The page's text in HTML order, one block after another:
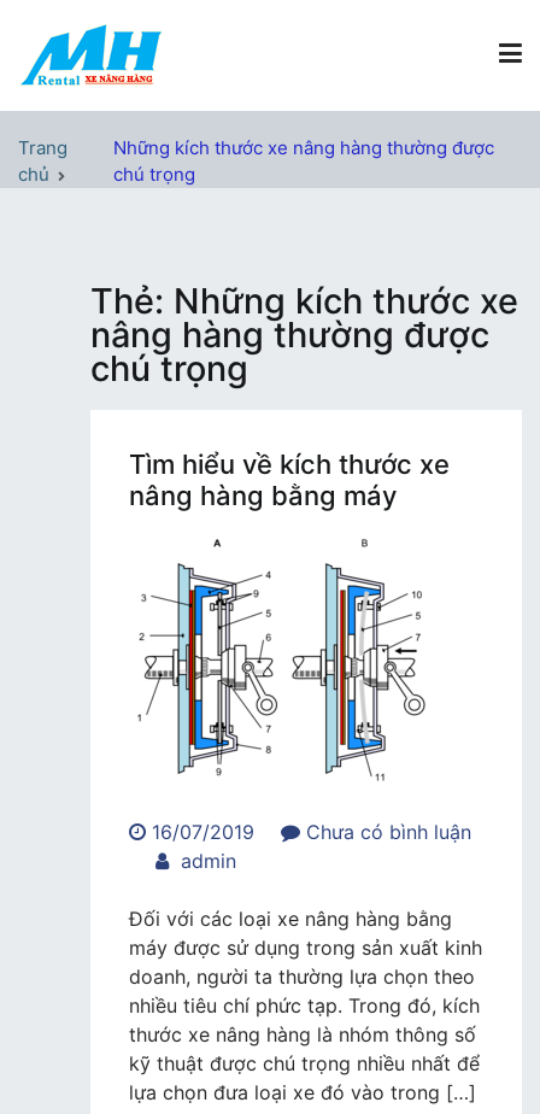
nội
Xe Nâng Hàng MH Rental
Trang
chủ
Những kích thước xe nâng hàng thường được
chú trọng
Thẻ: Những kích thước xe
nâng hàng thường được
chú trọng
Tìm hiểu về kích thước xe
nâng hàng bằng máy
16/07/2019
Chưa có bình luận
trong
hiểu
về
kích
thước
xe
nâng
hàng
admin
Đối với các loại xe nâng hàng bằng
máy được sử dụng trong sản xuất kinh
doanh, người ta thường lựa chọn theo
nhiều tiêu chí phức tạp. Trong đó, kích
thước xe nâng hàng là nhóm thông số
kỹ thuật được chú trọng nhiều nhất để
lựa chọn đưa loại xe đó vào trong […]